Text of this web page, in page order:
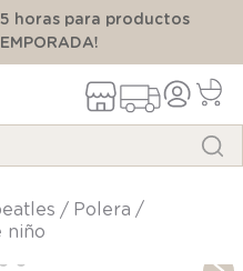
5 horas para productos
polera
niño